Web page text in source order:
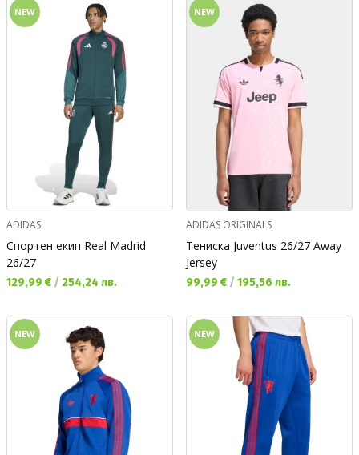
NEW
ADIDAS
Спортен екип Real Madrid
26/27
Текуща цена:
129,99 € / 254,24 лв.
NEW
ADIDAS ORIGINALS
Тениска Juventus 26/27 Away
Jersey
Текуща цена:
99,99 € / 195,56 лв.
NEW NEW